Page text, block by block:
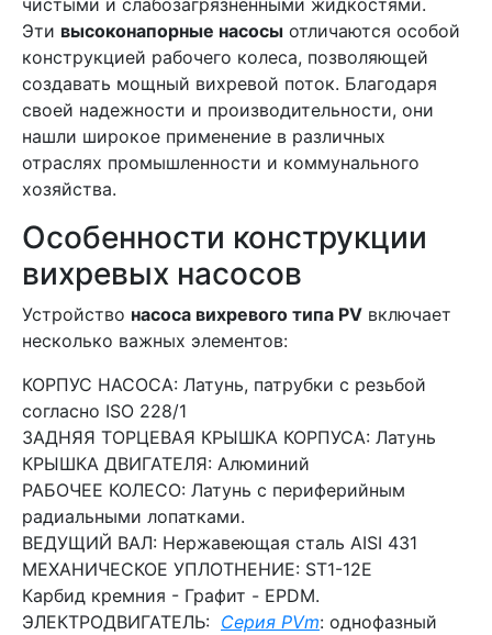
чистыми и слабозагрязненными жидкостями.
Эти высоконапорные насосы отличаются особой
конструкцией рабочего колеса, позволяющей
создавать мощный вихревой поток. Благодаря
своей надежности и производительности, они
нашли широкое применение в различных
отраслях промышленности и коммунального
хозяйства.
Особенности конструкции
вихревых насосов
Устройство насоса вихревого типа PV включает
несколько важных элементов:
КОРПУС НАСОСА: Латунь, патрубки с резьбой
согласно ISO 228/1
ЗАДНЯЯ ТОРЦЕВАЯ КРЫШКА КОРПУСА: Латунь
КРЫШКА ДВИГАТЕЛЯ: Алюминий
РАБОЧЕЕ КОЛЕСО: Латунь с периферийным
радиальными лопатками.
ВЕДУЩИЙ ВАЛ: Нержавеющая сталь AISI 431
МЕХАНИЧЕСКОЕ УПЛОТНЕНИЕ: ST1-12E
Карбид кремния - Графит - EPDM.
ЭЛЕКТРОДВИГАТЕЛЬ: Серия PVm: однофазный